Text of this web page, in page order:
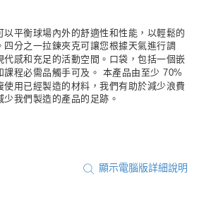
平衡球場內外的舒適性和性能，以輕鬆的
四分之一拉鍊夾克可讓您根據天氣進行調
感和充足的活動空間。口袋，包括一個嵌
課程必需品觸手可及。 本產品由至少 70%
使用已經製造的材料，我們有助於減少浪費
我們製造的產品的足跡。
顯示電腦版詳細說明